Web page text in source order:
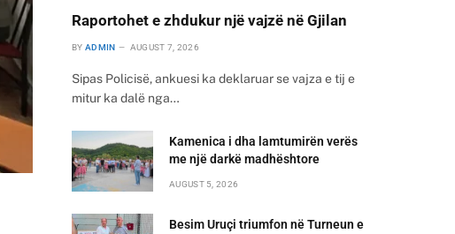
Raportohet e zhdukur një vajzë në Gjilan
BY ADMIN AUGUST 7, 2026
Sipas Policisë, ankuesi ka deklaruar se vajza e tij e
mitur ka dalë nga…
Kamenica i dha lamtumirën verës
me një darkë madhështore
AUGUST 5, 2026
Besim Uruçi triumfon në Turneun e